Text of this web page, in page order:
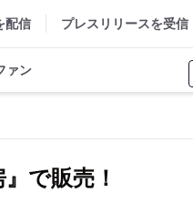
配信 プレスリリースを受信
ァン
で販売！